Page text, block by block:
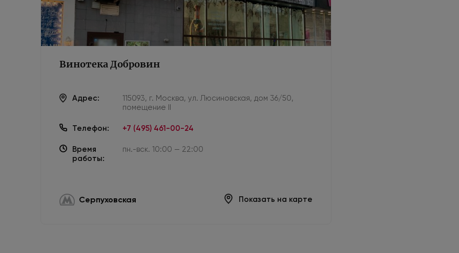
Винотека Добровин
Адрес:
115093, г. Москва, ул. Люсиновская, дом 36/50,
помещение II
Телефон: +7 (495) 461-00-24
Время
работы:
пн.-вск. 10:00 — 22:00
Серпуховская Показать на карте